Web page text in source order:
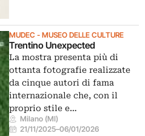
MUDEC - MUSEO DELLE CULTURE
Trentino Unexpected
La mostra presenta più di
ottanta fotografie realizzate
da cinque autori di fama
internazionale che, con il
proprio stile e…
Milano (MI)
21/11/2025–06/01/2026